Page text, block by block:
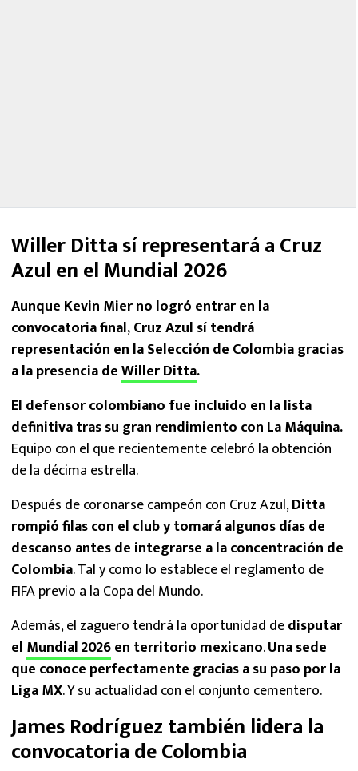
Willer Ditta sí representará a Cruz
Azul en el Mundial 2026
Aunque Kevin Mier no logró entrar en la
convocatoria final, Cruz Azul sí tendrá
representación en la Selección de Colombia gracias
a la presencia deWiller Ditta.
El defensor colombiano fue incluido en la lista
definitiva tras su gran rendimiento con La Máquina.
Equipo con el que recientemente celebró la obtención
de la décima estrella.
Después de coronarse campeón con Cruz Azul,Ditta
rompió filas con el club y tomará algunos días de
descanso antes de integrarse a la concentración de
Colombia. Tal y como lo establece el reglamento de
FIFA previo a la Copa del Mundo.
Además, el zaguero tendrá la oportunidad dedisputar
el Mundial 2026en territorio mexicano.Una sede
que conoce perfectamente gracias a su paso por la
Liga MX. Y su actualidad con el conjunto cementero.
James Rodríguez también lidera la
convocatoria de Colombia